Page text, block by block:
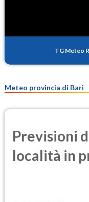
TG Meteo
Meteo provincia di Bari
Previsioni
località in